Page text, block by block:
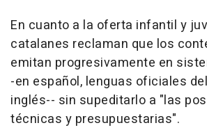
En cuanto a la oferta infantil y
catalanes reclaman que los
emitan progresivamente en
-en español, lenguas oficiales
inglés-- sin supeditarlo a "las
técnicas y presupuestarias".